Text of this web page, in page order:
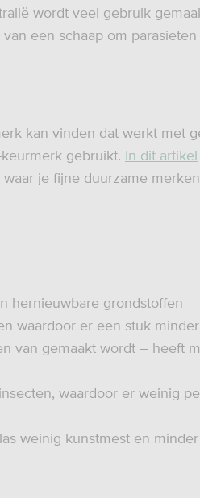
wordt veel gebruik
een schaap om parasieten
kan vinden dat werkt met
gebruikt. In dit artikel
je fijne duurzame
hernieuwbare grondstoffen
waardoor er een stuk
van gemaakt wordt – heeft
waardoor er weinig
weinig kunstmest en